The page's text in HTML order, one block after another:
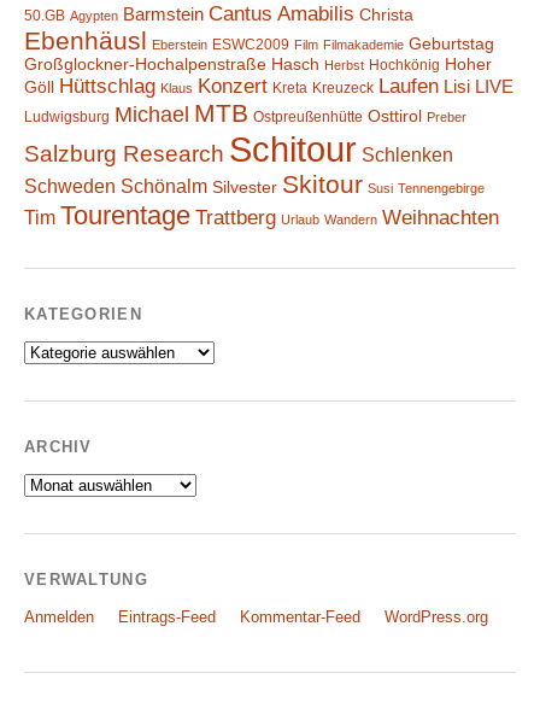
50.GB Agypten Barmstein Cantus Amabilis Christa
Ebenhäusl Eberstein ESWC2009 Film Filmakademie Geburtstag
Großglockner-Hochalpenstraße Hasch Herbst Hochkönig Hoher
Göll
Hüttschlag Klaus Konzert Kreta Kreuzeck Laufen Lisi LIVE
Ludwigsburg Michael MTB Ostpreußenhütte Osttirol Preber
Salzburg Research Schitour Schlenken
Schweden Schönalm Silvester Skitour Susi Tennengebirge
Tim Tourentage Trattberg Urlaub Wandern Weihnachten
KATEGORIEN
Kategorien
ARCHIV
Archiv
VERWALTUNG
Anmelden Eintrags-Feed Kommentar-Feed WordPress.org